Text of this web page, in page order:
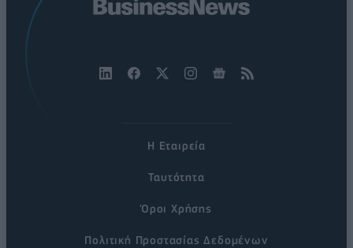
Η Εταιρεία
Ταυτότητα
Όροι Χρήσης
Πολιτική Προστασίας Δεδομένων